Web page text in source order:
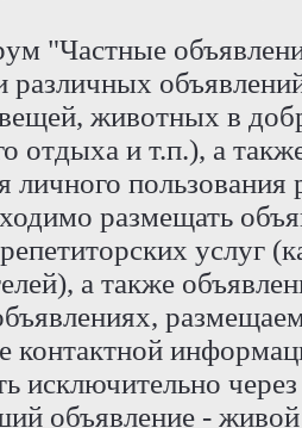
"Частные
различных
животных в
отдыха и т.п.), а
личного
размещать
услуг
а также
контактной
исключительно
объявление -